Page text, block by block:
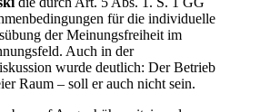
für die individuelle
der Meinungsfreiheit im
Auch in der
wurde deutlich: Der Betrieb
Raum – soll er auch nicht sein.